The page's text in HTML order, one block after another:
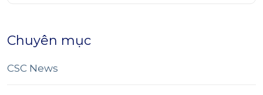
Chuyên mục
CSC News